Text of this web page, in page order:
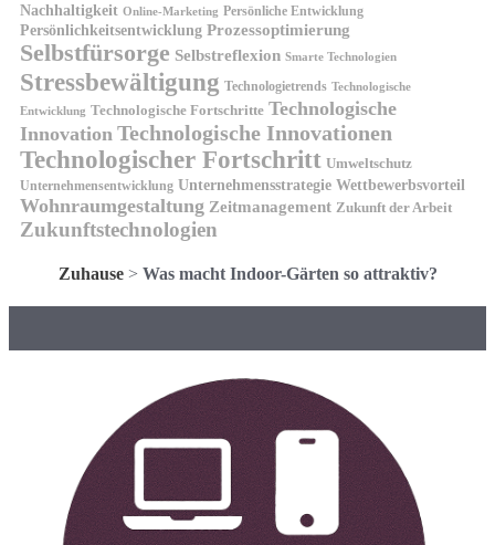
Nachhaltigkeit Online-Marketing Persönliche Entwicklung
Persönlichkeitsentwicklung Prozessoptimierung
Selbstfürsorge Selbstreflexion Smarte Technologien
Stressbewältigung Technologietrends Technologische
Entwicklung Technologische Fortschritte Technologische
Innovation Technologische Innovationen
Technologischer Fortschritt Umweltschutz
Unternehmensentwicklung Unternehmensstrategie Wettbewerbsvorteil
Wohnraumgestaltung Zeitmanagement Zukunft der Arbeit
Zukunftstechnologien
Zuhause> Was macht Indoor-Gärten so attraktiv?